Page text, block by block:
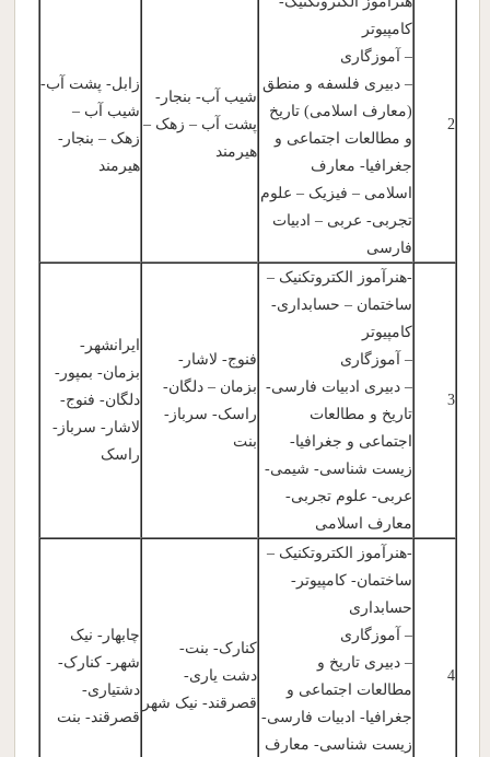
2
کامپیوتر
– آموزگاری
– دبیری فلسفه و منطق
(معارف اسلامی) تاریخ
و مطالعات اجتماعی و
جغرافیا- معارف
اسلامی – فیزیک – علوم
تجربی- عربی – ادبیات
فارسی
شیب آب- بنجار-
پشت آب – زهک –
هیرمند
زابل- پشت آب-
شیب آب –
زهک – بنجار-
هیرمند
3
-هنرآموز الکتروتکنیک –
ساختمان – حسابداری-
کامپیوتر
– آموزگاری
– دبیری ادبیات فارسی-
تاریخ و مطالعات
اجتماعی و جغرافیا-
زیست شناسی- شیمی-
عربی- علوم تجربی-
معارف اسلامی
فنوج- لاشار-
بزمان – دلگان-
راسک- سرباز-
بنت
ایرانشهر-
بزمان- بمپور-
دلگان- فنوج-
لاشار- سرباز-
راسک
4
-هنرآموز الکتروتکنیک –
ساختمان- کامپیوتر-
حسابداری
– آموزگاری
– دبیری تاریخ و
مطالعات اجتماعی و
جغرافیا- ادبیات فارسی-
زیست شناسی- معارف
کنارک- بنت-
دشت یاری-
قصرقند- نیک شهر
چابهار- نیک
شهر- کنارک-
دشتیاری-
قصرقند- بنت